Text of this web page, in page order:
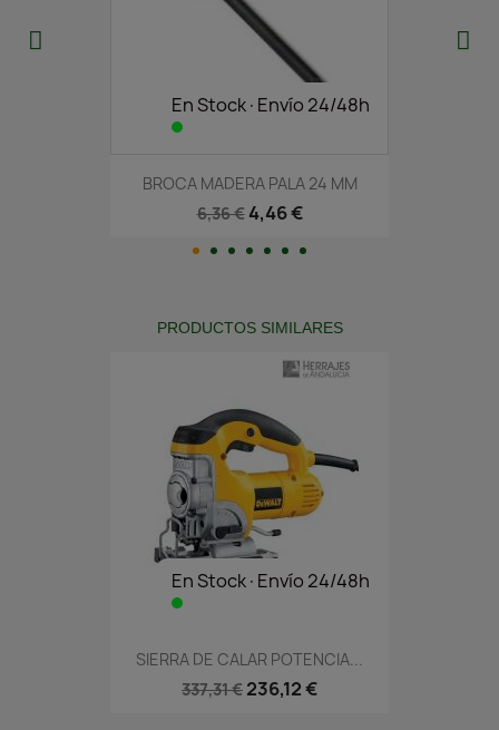
En Stock·Envío 24/48h
BROCA MADERA PALA 24 MM
6,36 € 4,46 €
PRODUCTOS SIMILARES
En Stock·Envío 24/48h
SIERRA DE CALAR POTENCIA...
337,31 € 236,12 €